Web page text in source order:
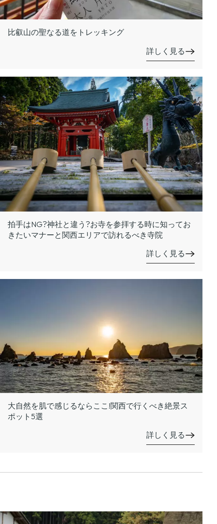
比叡山の聖なる道をトレッキング
詳しく見る
拍手はNG?神社と違う?お寺を参拝する時に知ってお
きたいマナーと関西エリアで訪れるべき寺院
詳しく見る
大自然を肌で感じるならここ!関西で行くべき絶景ス
ポット5選
詳しく見る